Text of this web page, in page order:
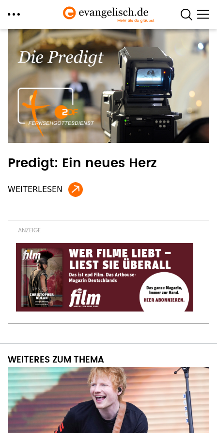
Direkt
zum
Inhalt
Predigt: Ein neues Herz
WEITERES ZUM THEMA